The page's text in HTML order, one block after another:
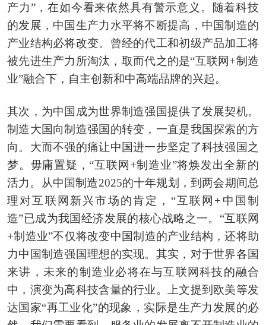
产力”，在如今看来依然具有警示意义。随着科技
的发展，中国生产力水平将不断提高，中国制造的
产业结构必将改变。曾经的代工和初级产品加工将
被先进生产力所淘汰，取而代之的是“互联网+制造
业”融合下，自主创新和中高端品牌的兴起。
其次，为中国成为世界制造强国提供了发展契机。
制造大国向制造强国的转变，一直是我国探索的方
向。大而不强的痛让中国进一步坚定了科技强国之
梦。毋庸置疑，“互联网+制造业”将焕发出全新的
活力。从中国制造2025的十年规划，到两会期间总
理对互联网新兴市场的肯定，“互联网+中国制
造”已成为我国经济发展的核心战略之一。“互联网
+制造业”不仅将改变中国制造的产业结构，还将助
力中国制造强国理想的实现。其实，对于世界各国
来讲，未来的制造业必将在与互联网科技的融合
中，演变为高科技含量的行业。上文提到欧美等发
达国家“再工业化”的现象，实际是生产力发展的必